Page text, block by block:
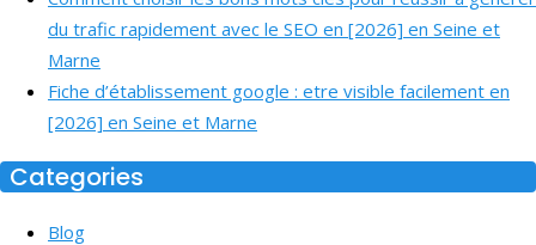
du trafic rapidement avec le SEO en [2026] en Seine et
Marne
Fiche d’établissement google : etre visible facilement en
[2026] en Seine et Marne
Categories
Blog